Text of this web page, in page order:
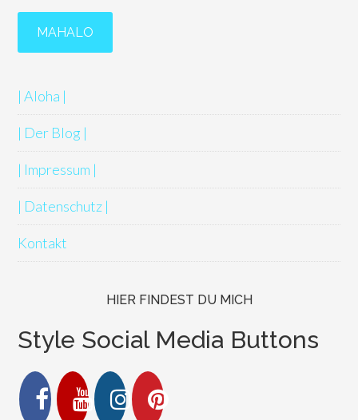
| Aloha |
| Der Blog |
| Impressum |
| Datenschutz |
Kontakt
HIER FINDEST DU MICH
Style Social Media Buttons